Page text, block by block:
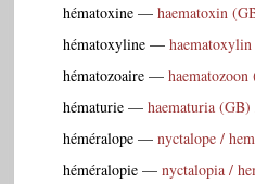
hématoxine — haematoxin
hématoxyline —
hématozoaire —
hématurie — haematuria
héméralope — nyctalope /
héméralopie — nyctalopia /